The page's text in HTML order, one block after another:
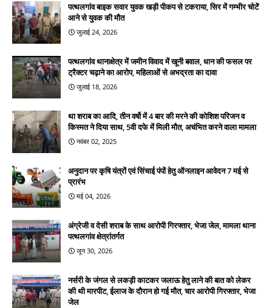
पत्थलगांव बाइक सवार युवक खड़ी पीकप से टकराया, सिर में गम्भीर चोटें
आने से युवक की मौत
जुलाई 24, 2026
पत्थलगांव थानाक्षेत्र में जमीन विवाद में खूनी बवाल, धान की फसल पर
ट्रैक्टर चढ़ाने का आरोप, महिलाओं से अभद्रता का दावा
जुलाई 18, 2026
था शराब का आदि, तीन वर्षो में 4 बार की मरने की कोशिश परिजन व
किस्मत ने दिया साथ, 5वी दफे में मिली मौत, अचंभित करने वाला मामला
नवंबर 02, 2025
अनुदान पर कृषि यंत्रों एवं सिंचाई पंपों हेतु ऑनलाइन आवेदन 7 मई से
प्रारंभ
मई 04, 2026
अंग्रेजी व देसी शराब के साथ आरोपी गिरफ्तार, भेजा जेल, मामला थाना
पत्थलगांव क्षेत्रांतर्गत
जून 30, 2026
नर्सरी के जंगल से लकड़ी काटकर जलाऊ हेतु लाने की बात को लेकर
की थी मारपीट, ईलाज के दौरान हो गई मौत, चार आरोपी गिरफ्तार, भेजा
जेल